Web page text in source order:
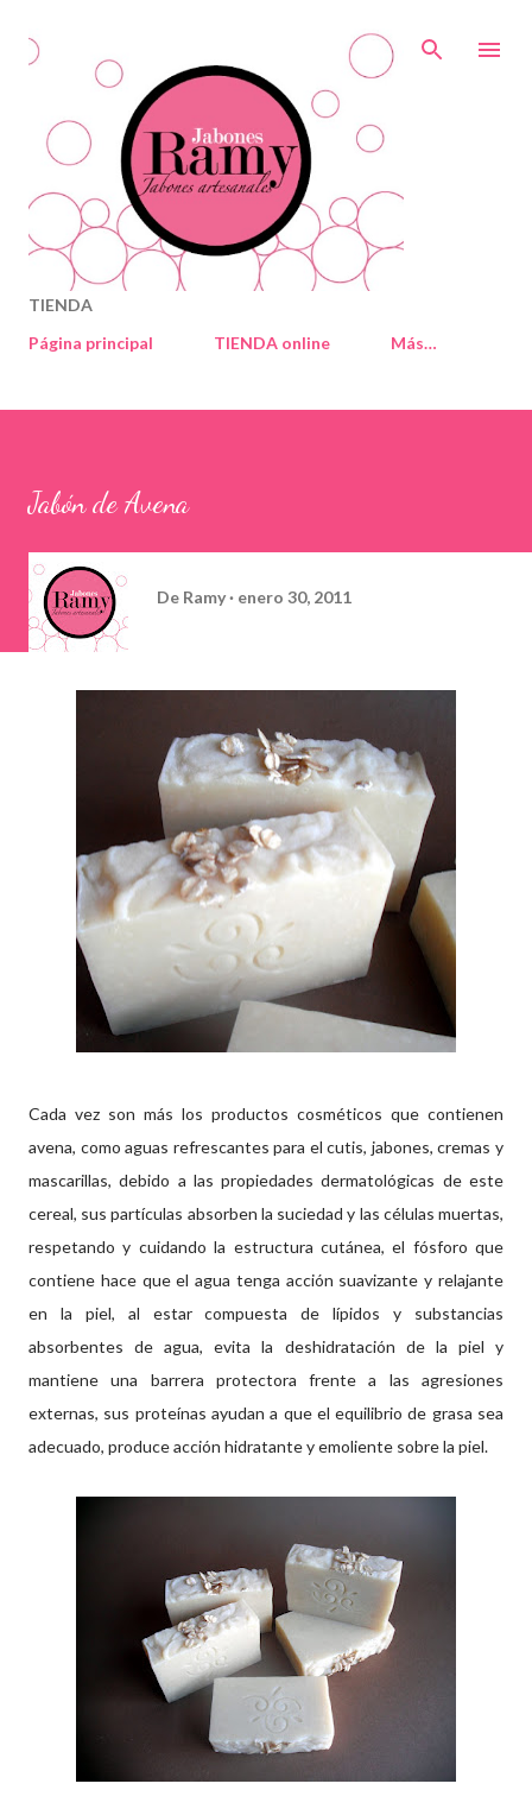
TIENDA
Página principal
TIENDA online Más…
Jabón de Avena
De Ramy enero 30, 2011
Cada vez son más los productos cosméticos que contienen
avena, como aguas refrescantes para el cutis, jabones, cremas y
mascarillas, debido a las propiedades dermatológicas de este
cereal, sus partículas absorben la suciedad y las células muertas,
respetando y cuidando la estructura cutánea, el fósforo que
contiene hace que el agua tenga acción suavizante y relajante
en la piel, al estar compuesta de lípidos y substancias
absorbentes de agua, evita la deshidratación de la piel y
mantiene una barrera protectora frente a las agresiones
externas, sus proteínas ayudan a que el equilibrio de grasa sea
adecuado, produce acción hidratante y emoliente sobre la piel.